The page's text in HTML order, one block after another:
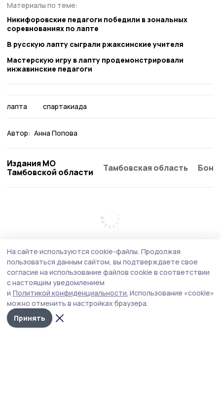
Материалы по теме:
Никифоровские педагоги победили в зональных
соревнованиях по лапте
В русскую лапту сыграли ржаксинские учителя
Мастерскую игру в лапту продемонстрировали
инжавинские педагоги
лапта спартакиада
Автор: Анна Попова
Издания МО
Тамбовской области
Тамбовская область
На сайте используются cookie-файлы. Продолжая
пользоваться данным сайтом, вы подтверждаете свое
согласие на использование файлов cookie в соответствии
с настоящим уведомлением
и Политикой конфиденциальности. Использование «cookie»
можно отменить в настройках браузера.
Принять